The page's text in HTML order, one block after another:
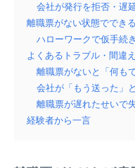
会社が発行を拒否・遅
離職票がない状態ででき
ハローワークで仮手続
よくあるトラブル・間違
離職票がないと「何も
会社が「もう送った」
離職票が遅れたせいで
経験者から一言